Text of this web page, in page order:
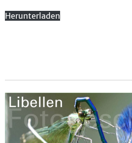
Herunterladen